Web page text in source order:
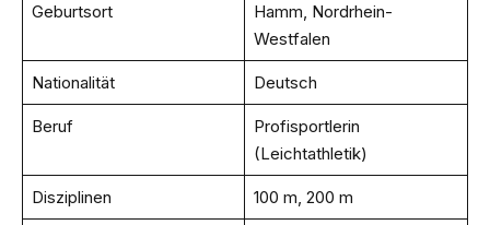
Geburtsort
Hamm, Nordrhein-
Westfalen
Nationalität Deutsch
Beruf
Profisportlerin
(Leichtathletik)
Disziplinen 100 m, 200 m